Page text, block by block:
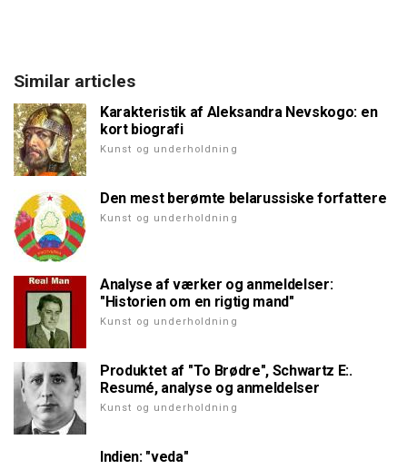
Similar articles
Karakteristik af Aleksandra Nevskogo: en
kort biografi
Kunst og underholdning
Den mest berømte belarussiske forfattere
Kunst og underholdning
Analyse af værker og anmeldelser:
"Historien om en rigtig mand"
Kunst og underholdning
Produktet af "To Brødre", Schwartz E:.
Resumé, analyse og anmeldelser
Kunst og underholdning
Indien: "veda"